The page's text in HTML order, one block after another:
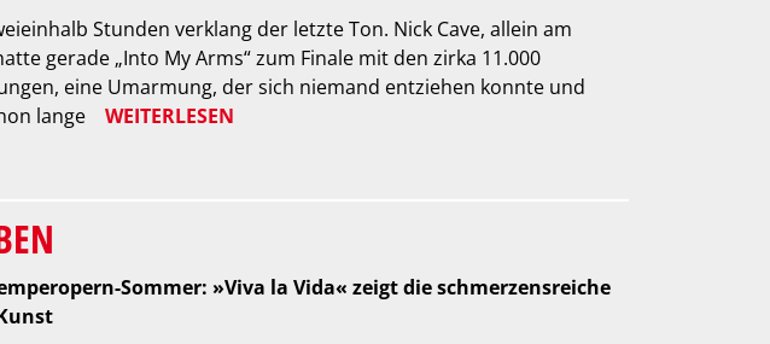
Stunden verklang der letzte Ton. Nick Cave, allein am
gerade „Into My Arms“ zum Finale mit den zirka 11.000
eine Umarmung, der sich niemand entziehen konnte und
lange
WEITERLESEN
Sommer: »Viva la Vida« zeigt die schmerzensreiche